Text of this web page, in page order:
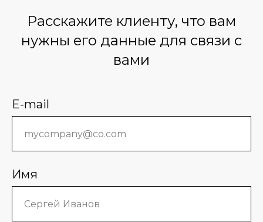
Расскажите клиенту, что вам
нужны его данные для связи с
вами
E-mail
Имя